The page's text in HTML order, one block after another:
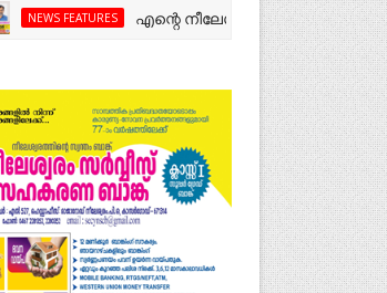
എന്റെ നീലേശ്വരം:ഒരു റോഡ് പിളർത്തിയ